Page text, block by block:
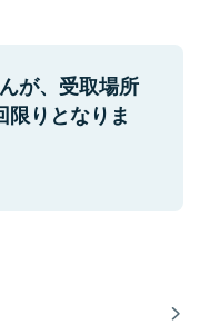
が、受取場所
限りとなりま